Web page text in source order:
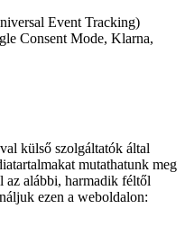
Event Tracking)
Consent Mode, Klarna,
külső szolgáltatók által
mutathatunk meg
az alábbi, harmadik féltől
ezen a weboldalon: